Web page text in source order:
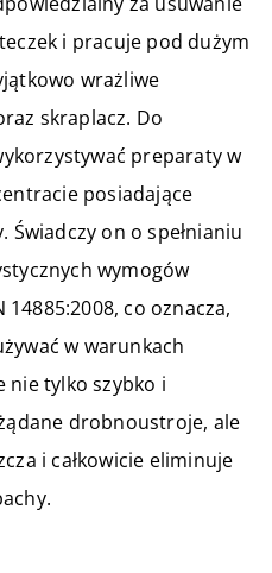
i pracuje pod dużym
wrażliwe
skraplacz. Do
preparaty w
posiadające
on o spełnianiu
wymogów
co oznacza,
w warunkach
nie tylko szybko i
drobnoustroje, ale
i całkowicie eliminuje